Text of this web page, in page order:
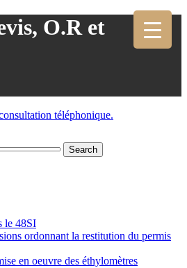
O.R et
téléphonique.
le 48SI
ordonnant la restitution du permis
en oeuvre des éthylomètres